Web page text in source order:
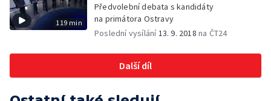
119 min
Předvolební debata s kandidáty
na primátora Ostravy
Poslední vysílání13. 9. 2018 na ČT24
Další díl